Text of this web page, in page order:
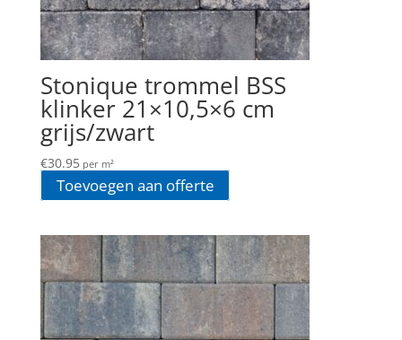
Stonique trommel BSS
klinker 21×10,5×6 cm
grijs/zwart
€30.95per m²
Toevoegen aan offerte